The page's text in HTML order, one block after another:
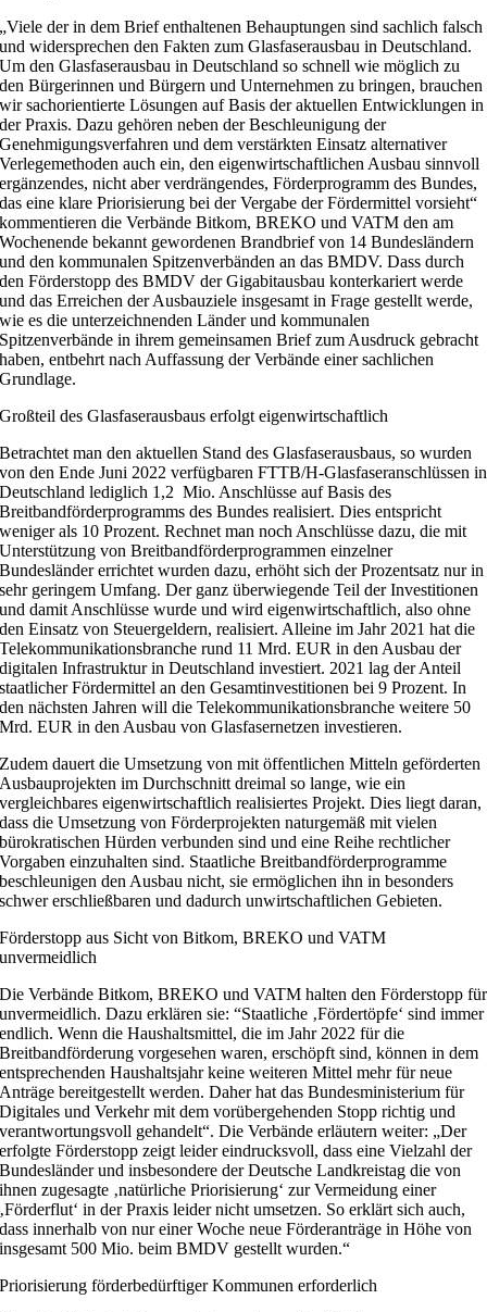
„Viele der in dem Brief enthaltenen Behauptungen sind sachlich falsch
und widersprechen den Fakten zum Glasfaserausbau in Deutschland.
Um den Glasfaserausbau in Deutschland so schnell wie möglich zu
den Bürgerinnen und Bürgern und Unternehmen zu bringen, brauchen
wir sachorientierte Lösungen auf Basis der aktuellen Entwicklungen in
der Praxis. Dazu gehören neben der Beschleunigung der
Genehmigungsverfahren und dem verstärkten Einsatz alternativer
Verlegemethoden auch ein, den eigenwirtschaftlichen Ausbau sinnvoll
ergänzendes, nicht aber verdrängendes, Förderprogramm des Bundes,
das eine klare Priorisierung bei der Vergabe der Fördermittel vorsieht“
kommentieren die Verbände Bitkom, BREKO und VATM den am
Wochenende bekannt gewordenen Brandbrief von 14 Bundesländern
und den kommunalen Spitzenverbänden an das BMDV. Dass durch
den Förderstopp des BMDV der Gigabitausbau konterkariert werde
und das Erreichen der Ausbauziele insgesamt in Frage gestellt werde,
wie es die unterzeichnenden Länder und kommunalen
Spitzenverbände in ihrem gemeinsamen Brief zum Ausdruck gebracht
haben, entbehrt nach Auffassung der Verbände einer sachlichen
Grundlage.
Großteil des Glasfaserausbaus erfolgt eigenwirtschaftlich
Betrachtet man den aktuellen Stand des Glasfaserausbaus, so wurden
von den Ende Juni 2022 verfügbaren FTTB/H-Glasfaseranschlüssen in
Deutschland lediglich 1,2 Mio. Anschlüsse auf Basis des
Breitbandförderprogramms des Bundes realisiert. Dies entspricht
weniger als 10 Prozent. Rechnet man noch Anschlüsse dazu, die mit
Unterstützung von Breitbandförderprogrammen einzelner
Bundesländer errichtet wurden dazu, erhöht sich der Prozentsatz nur in
sehr geringem Umfang. Der ganz überwiegende Teil der Investitionen
und damit Anschlüsse wurde und wird eigenwirtschaftlich, also ohne
den Einsatz von Steuergeldern, realisiert. Alleine im Jahr 2021 hat die
Telekommunikationsbranche rund 11 Mrd. EUR in den Ausbau der
digitalen Infrastruktur in Deutschland investiert. 2021 lag der Anteil
staatlicher Fördermittel an den Gesamtinvestitionen bei 9 Prozent. In
den nächsten Jahren will die Telekommunikationsbranche weitere 50
Mrd. EUR in den Ausbau von Glasfasernetzen investieren.
Zudem dauert die Umsetzung von mit öffentlichen Mitteln geförderten
Ausbauprojekten im Durchschnitt dreimal so lange, wie ein
vergleichbares eigenwirtschaftlich realisiertes Projekt. Dies liegt daran,
dass die Umsetzung von Förderprojekten naturgemäß mit vielen
bürokratischen Hürden verbunden sind und eine Reihe rechtlicher
Vorgaben einzuhalten sind. Staatliche Breitbandförderprogramme
beschleunigen den Ausbau nicht, sie ermöglichen ihn in besonders
schwer erschließbaren und dadurch unwirtschaftlichen Gebieten.
Förderstopp aus Sicht von Bitkom, BREKO und VATM
unvermeidlich
Die Verbände Bitkom, BREKO und VATM halten den Förderstopp für
unvermeidlich. Dazu erklären sie: “Staatliche ‚Fördertöpfe‘ sind immer
endlich. Wenn die Haushaltsmittel, die im Jahr 2022 für die
Breitbandförderung vorgesehen waren, erschöpft sind, können in dem
entsprechenden Haushaltsjahr keine weiteren Mittel mehr für neue
Anträge bereitgestellt werden. Daher hat das Bundesministerium für
Digitales und Verkehr mit dem vorübergehenden Stopp richtig und
verantwortungsvoll gehandelt“. Die Verbände erläutern weiter: „Der
erfolgte Förderstopp zeigt leider eindrucksvoll, dass eine Vielzahl der
Bundesländer und insbesondere der Deutsche Landkreistag die von
ihnen zugesagte ‚natürliche Priorisierung‘ zur Vermeidung einer
‚Förderflut‘ in der Praxis leider nicht umsetzen. So erklärt sich auch,
dass innerhalb von nur einer Woche neue Förderanträge in Höhe von
insgesamt 500 Mio. beim BMDV gestellt wurden.“
Priorisierung förderbedürftiger Kommunen erforderlich